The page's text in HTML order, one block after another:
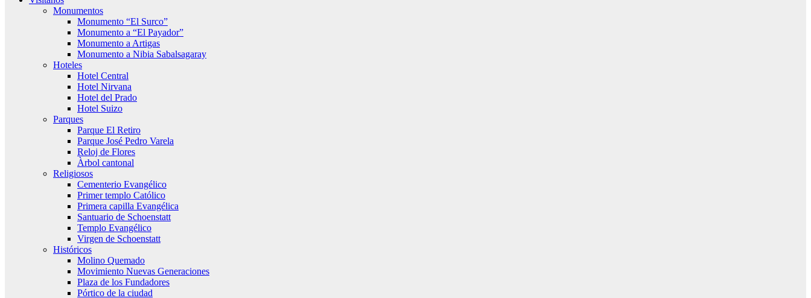
Monumentos
Monumento “El Surco”
Monumento a “El Payador”
Monumento a Artigas
Monumento a Nibia Sabalsagaray
Hoteles
Hotel Central
Hotel Nirvana
Hotel del Prado
Hotel Suizo
Parques
Parque El Retiro
Parque José Pedro Varela
Reloj de Flores
Àrbol cantonal
Religiosos
Cementerio Evangélico
Primer templo Católico
Primera capilla Evangélica
Santuario de Schoenstatt
Templo Evangélico
Virgen de Schoenstatt
Históricos
Molino Quemado
Movimiento Nuevas Generaciones
Plaza de los Fundadores
Pórtico de la ciudad